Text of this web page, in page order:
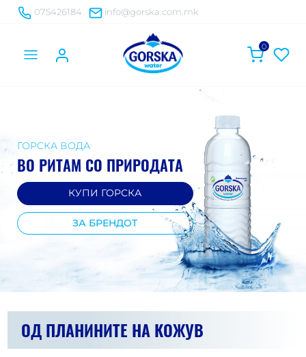
075426184 info@gorska.com.mk
0
ГОРСКА ВОДА
ВО РИТАМ СО ПРИРОДАТА
КУПИ ГОРСКА
ЗА БРЕНДОТ
ОД ПЛАНИНИТЕ НА КОЖУВ